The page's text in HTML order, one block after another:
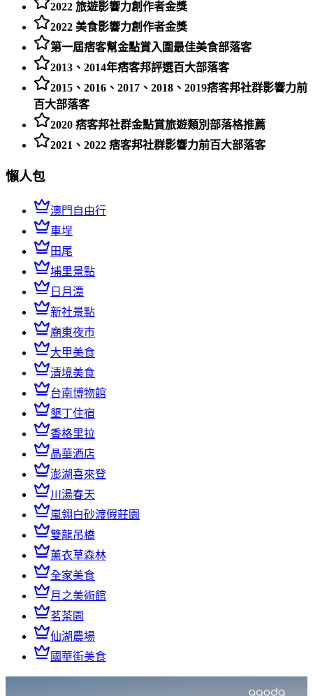
2022 旅遊影響力創作者金獎
2022 美食影響力創作者金獎
第一屆痞客幫金點賞入圍最佳美食部落客
2013、2014年痞客邦評選百大部落客
2015、2016、2017、2018、2019痞客邦社群影響力前
百大部落客
2020 痞客邦社群金點賞旅遊類別部落格推薦
2021、2022 痞客邦社群影響力前百大部落客
懶人包
澳門自由行
車埕
田尾
埔里景點
日月潭
新社景點
廟東夜市
大甲美食
清境美食
台南博物館
墾丁住宿
香格里拉
晶華酒店
澎湖喜來登
川湯春天
嵐翎白砂渡假莊園
雙龍吊橋
薰衣草森林
全家美食
月之美術館
茗茶園
仙湖農場
國華街美食